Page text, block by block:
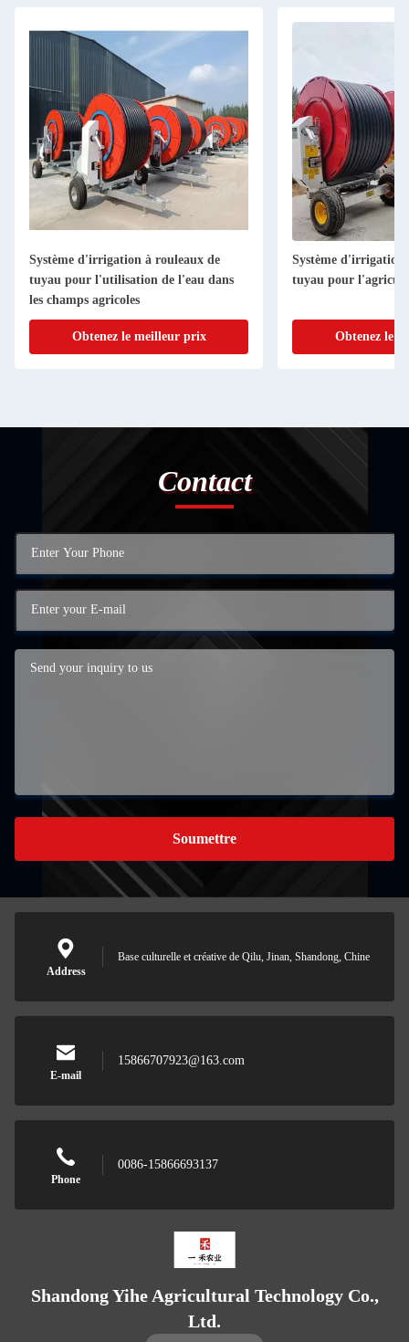
Système d'irrigation à rouleaux de
tuyau pour l'utilisation de l'eau dans
les champs agricoles
Obtenez le meilleur prix
Système d'irrigation
tuyau pour
Obtenez le
Contact
Soumettre
Address
Base culturelle et créative de Qilu, Jinan, Shandong, Chine
E-mail
15866707923@163.com
Phone
0086-15866693137
Shandong Yihe Agricultural Technology Co.,
Ltd.